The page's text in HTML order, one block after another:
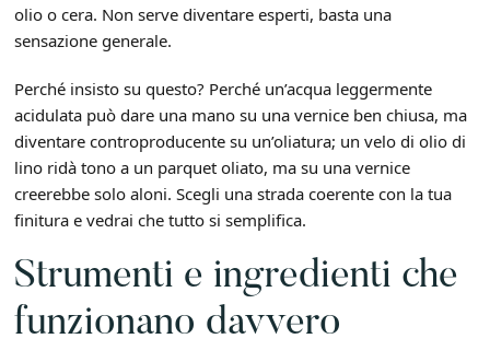
olio o cera. Non serve diventare esperti, basta una
sensazione generale.
Perché insisto su questo? Perché un’acqua leggermente
acidulata può dare una mano su una vernice ben chiusa, ma
diventare controproducente su un’oliatura; un velo di olio di
lino ridà tono a un parquet oliato, ma su una vernice
creerebbe solo aloni. Scegli una strada coerente con la tua
finitura e vedrai che tutto si semplifica.
Strumenti e ingredienti che
funzionano davvero